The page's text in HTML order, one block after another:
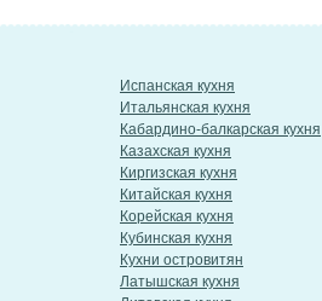
Испанская кухня
Итальянская кухня
Кабардино-балкарская кухня
Казахская кухня
Киргизская кухня
Китайская кухня
Корейская кухня
Кубинская кухня
Кухни островитян
Латышская кухня